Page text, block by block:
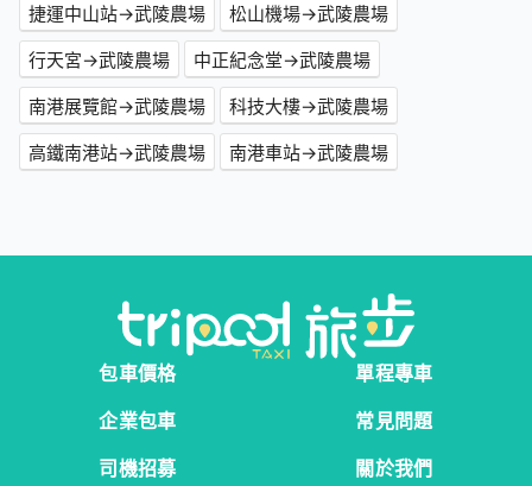
捷運中山站→武陵農場
松山機場→武陵農場
行天宮→武陵農場
中正紀念堂→武陵農場
南港展覽館→武陵農場
科技大樓→武陵農場
高鐵南港站→武陵農場
南港車站→武陵農場
包車價格
單程專車
企業包車
常見問題
司機招募
關於我們